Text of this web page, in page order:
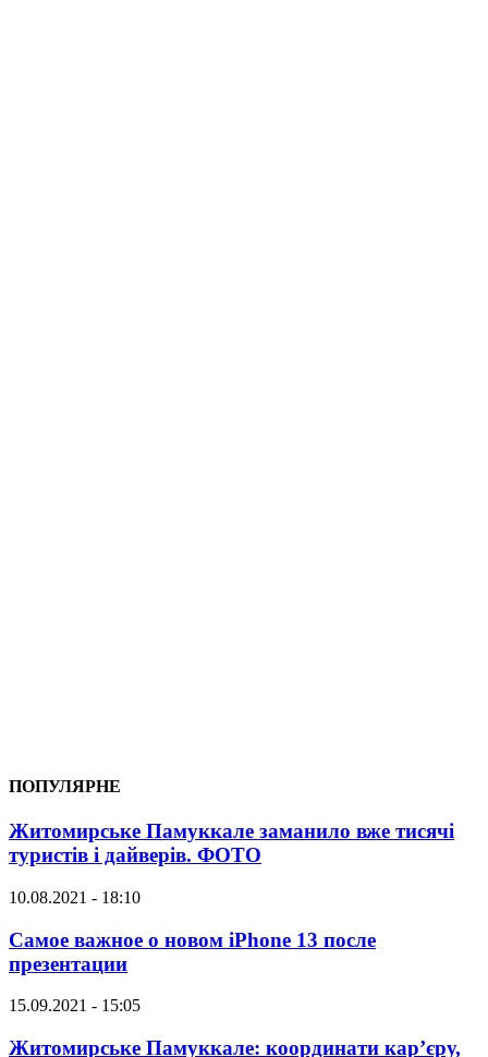
ПОПУЛЯРНЕ
Житомирське Памуккале заманило вже тисячі
туристів і дайверів. ФОТО
10.08.2021 - 18:10
Самое важное о новом iPhone 13 после
презентации
15.09.2021 - 15:05
Житомирське Памуккале: координати кар’єру,